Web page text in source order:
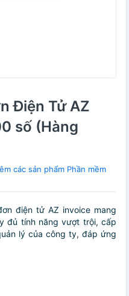
Điện Tử AZ
số (Hàng
các sản phẩm Phần mềm
điện tử AZ invoice mang
đủ tính năng vượt trội, cấp
lý của công ty, đáp ứng